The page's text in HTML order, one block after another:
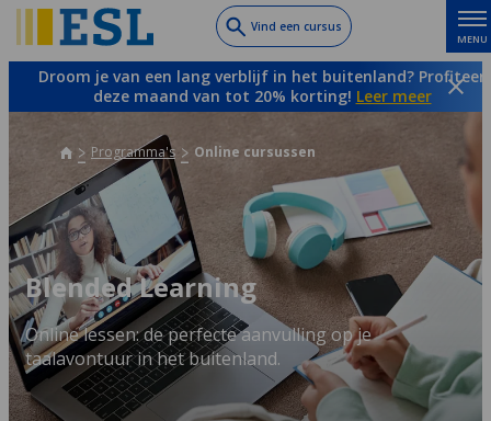
to
main
Vind een cursus
MENU
Droom je van een lang verblijf in het buitenland? Profiteer
deze maand van tot 20% korting! Leer meer
Programma's Online cursussen
Blended Learning
Online lessen: de perfecte aanvulling op je
taalavontuur in het buitenland.